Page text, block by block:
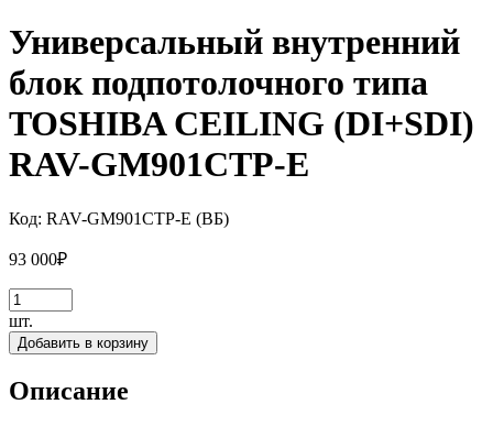
Универсальный внутренний
блок подпотолочного типа
TOSHIBA CEILING (DI+SDI)
RAV-GM901CTP-E
Код: RAV-GM901CTP-E (ВБ)
93 000₽
шт.
Добавить в корзину
Описание